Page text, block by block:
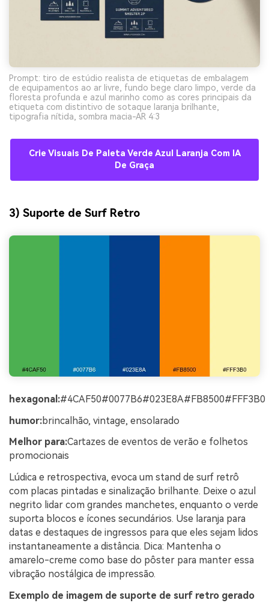
Prompt: tiro de estúdio realista de etiquetas de embalagem
de equipamentos ao ar livre, fundo bege claro limpo, verde da
floresta profunda e azul marinho como as cores principais da
etiqueta com distintivo de sotaque laranja brilhante,
tipografia nítida, sombra macia-AR 4:3
Crie Visuais De Paleta Verde Azul Laranja Com IA
De Graça
3) Suporte de Surf Retro
hexagonal:#4CAF50#0077B6#023E8A#FB8500#FFF3B0
humor:brincalhão, vintage, ensolarado
Melhor para:Cartazes de eventos de verão e folhetos
promocionais
Lúdica e retrospectiva, evoca um stand de surf retrô
com placas pintadas e sinalização brilhante. Deixe o azul
negrito lidar com grandes manchetes, enquanto o verde
suporta blocos e ícones secundários. Use laranja para
datas e destaques de ingressos para que eles sejam lidos
instantaneamente a distância. Dica: Mantenha o
amarelo-creme como base do pôster para manter essa
vibração nostálgica de impressão.
Exemplo de imagem de suporte de surf retro gerado